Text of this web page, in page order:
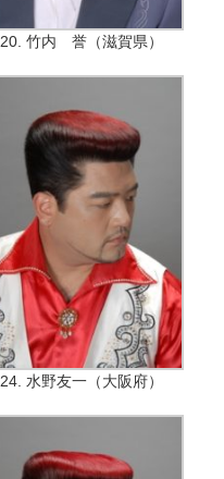
20. 竹内 誉（滋賀県）
24. 水野友一（大阪府）